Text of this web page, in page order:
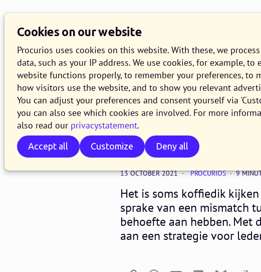
Cookies on our website
Procurios uses cookies on this website. With these, we
data, such as your IP address. We use cookies, for example, to
website functions properly, to remember your preferences, to
how visitors use the website, and to show you relevant
You can adjust your preferences and consent yourself via
you can also see which cookies are involved. For more
also read our privacystatement.
Accept all Customize Deny all
Digital association
5 tips om je
houden
13 OCTOBER 2021 PROCURIOS 9
Het is soms koffiedik
sprake van een mismatch
behoefte aan hebben. Met
aan een strategie voor
Search